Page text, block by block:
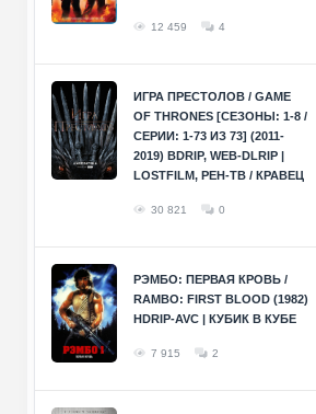
12 459 4
ИГРА ПРЕСТОЛОВ / GAME
OF THRONES [СЕЗОНЫ: 1-8 /
СЕРИИ: 1-73 ИЗ 73] (2011-
2019) BDRIP, WEB-DLRIP |
LOSTFILM, РЕН-ТВ / КРАВЕЦ
30 821 0
РЭМБО: ПЕРВАЯ КРОВЬ /
RAMBO: FIRST BLOOD (1982)
HDRIP-AVC | КУБИК В КУБЕ
7 915 2